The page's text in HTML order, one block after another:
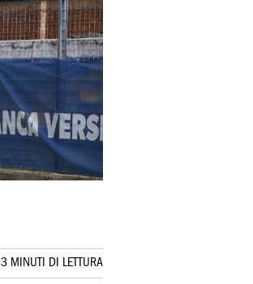
3 MINUTI DI LETTURA